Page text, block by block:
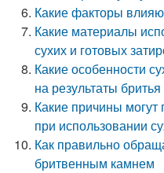
Какие факторы
Какие материалы
сухих и готовых
Какие особенности
на результаты бритья
Какие причины
при использовании
Как правильно
бритвенным камнем